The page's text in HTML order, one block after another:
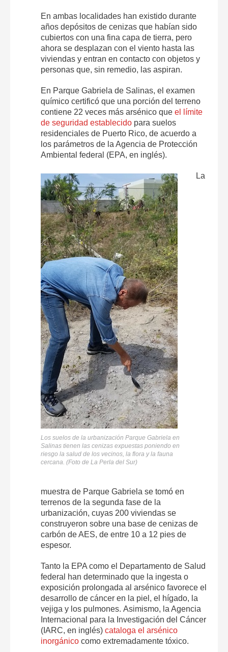
En ambas localidades han existido durante
años depósitos de cenizas que habían sido
cubiertos con una fina capa de tierra, pero
ahora se desplazan con el viento hasta las
viviendas y entran en contacto con objetos y
personas que, sin remedio, las aspiran.
En Parque Gabriela de Salinas, el examen
químico certificó que una porción del terreno
contiene 22 veces más arsénico que el límite
de seguridad establecido para suelos
residenciales de Puerto Rico, de acuerdo a
los parámetros de la Agencia de Protección
Ambiental federal (EPA, en inglés).
Los suelos de la urbanización Parque Gabriela en
Salinas tienen las cenizas expuestas poniendo en
riesgo la salud de los vecinos, la flora y la fauna
cercana. (Foto de La Perla del Sur)
La
muestra de Parque Gabriela se tomó en
terrenos de la segunda fase de la
urbanización, cuyas 200 viviendas se
construyeron sobre una base de cenizas de
carbón de AES, de entre 10 a 12 pies de
espesor.
Tanto la EPA como el Departamento de Salud
federal han determinado que la ingesta o
exposición prolongada al arsénico favorece el
desarrollo de cáncer en la piel, el hígado, la
vejiga y los pulmones. Asimismo, la Agencia
Internacional para la Investigación del Cáncer
(IARC, en inglés) cataloga e l arsénico
inorgánico como extremadamente tóxico.